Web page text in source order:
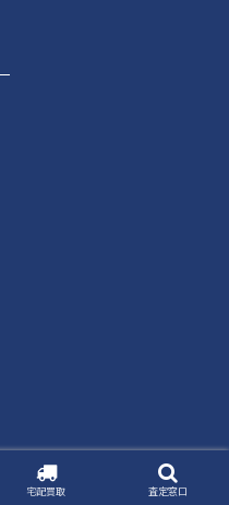
宅配買取 査定窓口